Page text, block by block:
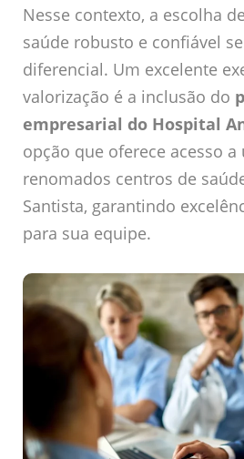
Nesse contexto, a escolha
saúde robusto e confiável
diferencial. Um excelente
valorização é a inclusão do
empresarial do Hospital
opção que oferece acesso
renomados centros de
Santista, garantindo
para sua equipe.